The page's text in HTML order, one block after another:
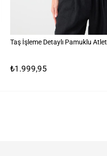
Taş İşleme Detaylı Pamuklu Atlet
₺1.999,95